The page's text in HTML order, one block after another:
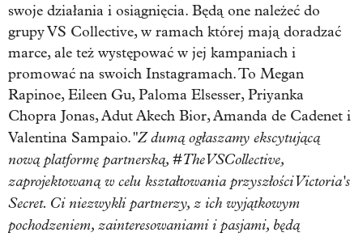
swoje działania i osiągnięcia. Będą one należeć do
grupy VS Collective, w ramach której mają doradzać
marce, ale też występować w jej kampaniach i
promować na swoich Instagramach. To Megan
Rapinoe, Eileen Gu, Paloma Elsesser, Priyanka
Chopra Jonas, Adut Akech Bior, Amanda de Cadenet i
Valentina Sampaio."Z dumą ogłaszamy ekscytującą
nową platformę partnerską, #TheVSCollective,
zaprojektowaną w celu kształtowania przyszłości Victoria's
Secret. Ci niezwykli partnerzy, z ich wyjątkowym
pochodzeniem, zainteresowaniami i pasjami, będą